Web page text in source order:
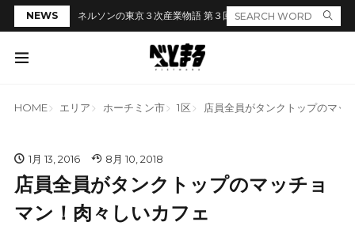
NEWS ネルソンの東京３次産業物語 第３回「居酒屋のカウンターでラ
HOME エリア ホーチミン市 1区 店員全員がタンクトップのマッ
1月 13, 2016 8月 10, 2018
店員全員がタンクトップのマッチョ
マン！肉々しいカフェ